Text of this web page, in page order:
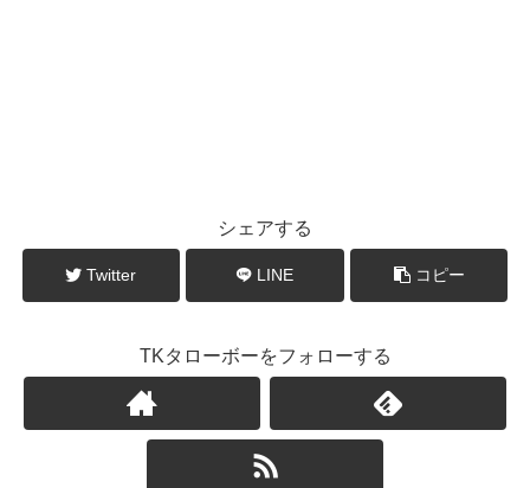
シェアする
Twitter LINE コピー
TKタローボーをフォローする